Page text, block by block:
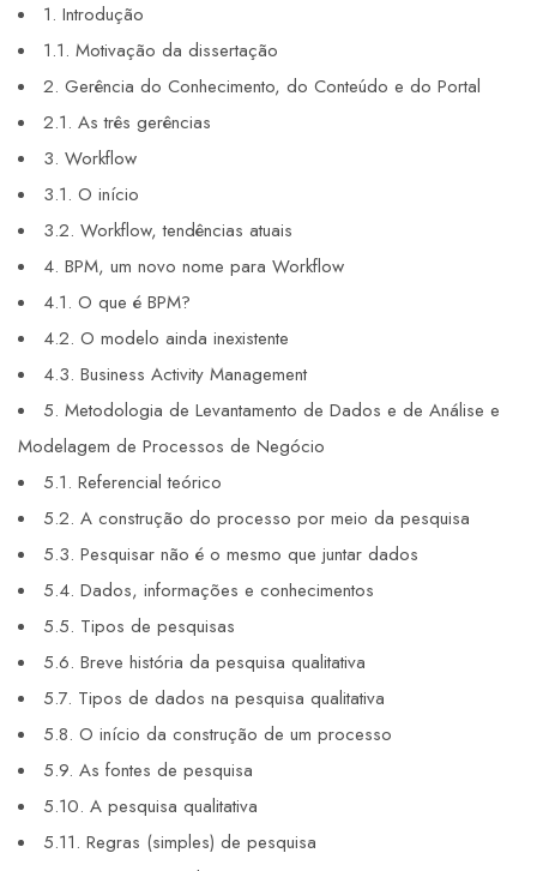
1. Introdução
1.1. Motivação da dissertação
2. Gerência do Conhecimento, do Conteúdo e do Portal
2.1. As três gerências
3. Workflow
3.1. O início
3.2. Workflow, tendências atuais
4. BPM, um novo nome para Workflow
4.1. O que é BPM?
4.2. O modelo ainda inexistente
4.3. Business Activity Management
5. Metodologia de Levantamento de Dados e de Análise e
Modelagem de Processos de Negócio
5.1. Referencial teórico
5.2. A construção do processo por meio da pesquisa
5.3. Pesquisar não é o mesmo que juntar dados
5.4. Dados, informações e conhecimentos
5.5. Tipos de pesquisas
5.6. Breve história da pesquisa qualitativa
5.7. Tipos de dados na pesquisa qualitativa
5.8. O início da construção de um processo
5.9. As fontes de pesquisa
5.10. A pesquisa qualitativa
5.11. Regras (simples) de pesquisa